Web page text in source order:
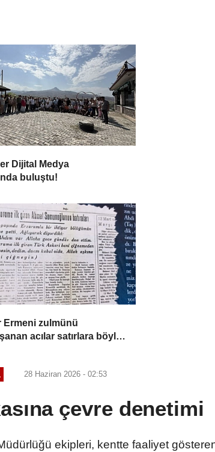
Dijital Medya
buluştu!
Ermeni zulmünü
acılar satırlara böyle
28 Haziran 2026 - 02:53
çevre denetimi
ekipleri, kentte faaliyet